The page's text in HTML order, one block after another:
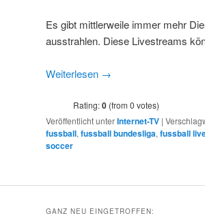
Es gibt mittlerweile immer mehr
ausstrahlen. Diese Livestreams
Weiterlesen →
Rating:0 (from 0 votes)
Veröffentlicht unterInternet-TV |
fussball, fussball bundesliga, fussball
soccer
GANZ NEU EINGETROFFEN: